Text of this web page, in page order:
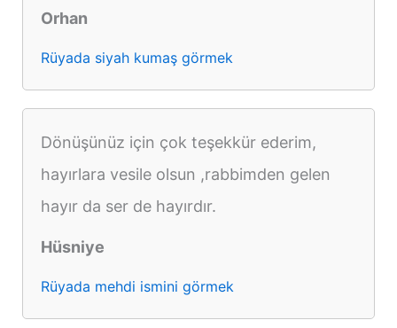
Orhan
Rüyada siyah kumaş görmek
Dönüşünüz için çok teşekkür ederim,
hayırlara vesile olsun ,rabbimden gelen
hayır da ser de hayırdır.
Hüsniye
Rüyada mehdi ismini görmek